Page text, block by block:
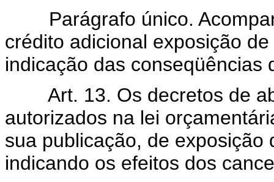
Parágrafo único.
crédito adicional exposição
indicação das conseqüências
Art. 13. Os decretos de
autorizados na lei
sua publicação, de exposição
indicando os efeitos dos